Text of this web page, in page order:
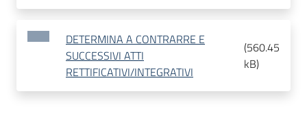
DETERMINA A CONTRARRE E
SUCCESSIVI ATTI
RETTIFICATIVI/INTEGRATIVI
(560.45
kB)